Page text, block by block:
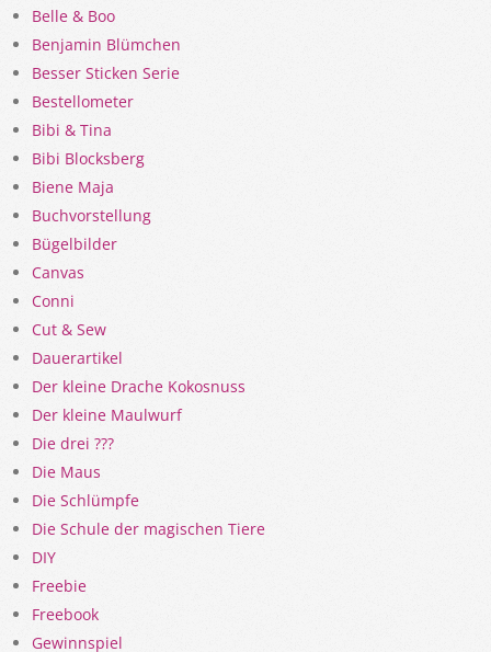
Belle & Boo
Benjamin Blümchen
Besser Sticken Serie
Bestellometer
Bibi & Tina
Bibi Blocksberg
Biene Maja
Buchvorstellung
Bügelbilder
Canvas
Conni
Cut & Sew
Dauerartikel
Der kleine Drache Kokosnuss
Der kleine Maulwurf
Die drei ???
Die Maus
Die Schlümpfe
Die Schule der magischen Tiere
DIY
Freebie
Freebook
Gewinnspiel